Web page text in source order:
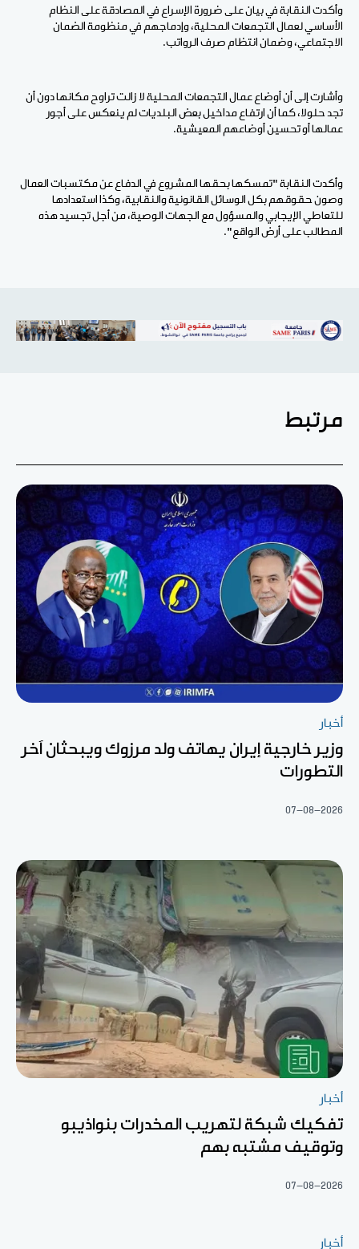
وأكدت النقابة في بيان على ضرورة الإسراع في المصادقة على النظام
الأساسي لعمال التجمعات المحلية، وإدماجهم في منظومة الضمان
الاجتماعي، وضمان انتظام صرف الرواتب.
وأشارت إلى أن أوضاع عمال التجمعات المحلية لا زالت تراوح مكانها دون أن
تجد حلولا، كما أن ارتفاع مداخيل بعض البلديات لم ينعكس على أجور
عمالها أو تحسين أوضاعهم المعيشية.
وأكدت النقابة "تمسكها بحقها المشروع في الدفاع عن مكتسبات العمال
وصون حقوقهم بكل الوسائل القانونية والنقابية، وكذا استعدادها
للتعاطي الإيجابي والمسؤول مع الجهات الوصية، من أجل تجسيد هذه
المطالب على أرض الواقع".
مرتبط
أخبار
وزير خارجية إيران يهاتف ولد مرزوك ويبحثان آخر
التطورات
07-08-2026
أخبار
تفكيك شبكة لتهريب المخدرات بنواذيبو
وتوقيف مشتبه بهم
07-08-2026
أخبار